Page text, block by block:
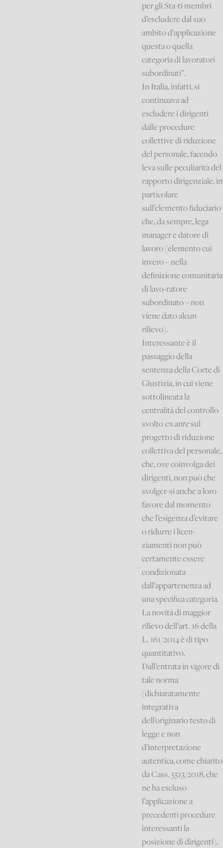
per gli Sta-ti membri
d’escludere dal suo
ambito d’applicazione
questa o quella
categoria di lavoratori
subordinati”.
In Italia, infatti, si
continuava ad
escludere i dirigenti
dalle procedure
collettive di riduzione
del personale, facendo
leva sulle peculiarità del
rapporto dirigenziale, in
particolare
sull’elemento fiduciario
che, da sempre, lega
manager e datore di
lavoro (elemento cui
invero – nella
definizione comunitaria
di lavo-ratore
subordinato – non
viene dato alcun
rilievo).
Interessante è il
passaggio della
sentenza della Corte di
Giustizia, in cui viene
sottolineata la
centralità del controllo
svoltoex antesul
progetto di riduzione
collettiva del personale,
che, ove coinvolga dei
dirigenti, non può che
svolger-si anche a loro
favore dal momento
che l’esigenza d’evitare
o ridurre i licen-
ziamenti non può
certamente essere
condizionata
dall’appartenenza ad
una specifica categoria.
La novità di maggior
rilievo dell’art. 16 della
L. 161/2014 è di tipo
quantitativo.
Dall’entrata in vigore di
tale norma
(dichiaratamente
integrativa
dell’originario testo di
legge e non
d’interpretazione
autentica, come chiarito
da Cass. 5513/2018, che
ne ha escluso
l’applicazione a
precedenti procedure
interessanti la
posizione di dirigenti),